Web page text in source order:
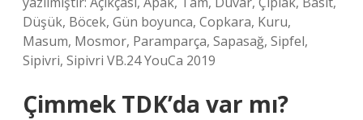
Düşük, Böcek, Gün boyunca, Copkara, Kuru,
Masum, Mosmor, Paramparça, Sapasağ, Sipfel,
Sipivri, Sipivri VB.24 YouCa 2019
Çimmek TDK’da var mı?